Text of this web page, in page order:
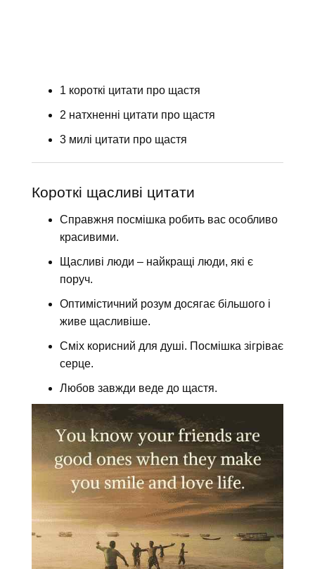
1 короткі цитати про щастя
2 натхненні цитати про щастя
3 милі цитати про щастя
Короткі щасливі цитати
Справжня посмішка робить вас особливо
красивими.
Щасливі люди – найкращі люди, які є
поруч.
Оптимістичний розум досягає більшого і
живе щасливіше.
Сміх корисний для душі. Посмішка зігріває
серце.
Любов завжди веде до щастя.